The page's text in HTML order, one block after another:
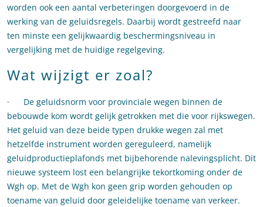
worden ook een aantal verbeteringen doorgevoerd in de
werking van de geluidsregels. Daarbij wordt gestreefd naar
ten minste een gelijkwaardig beschermingsniveau in
vergelijking met de huidige regelgeving.
Wat wijzigt er zoal?
· De geluidsnorm voor provinciale wegen binnen de
bebouwde kom wordt gelijk getrokken met die voor rijkswegen.
Het geluid van deze beide typen drukke wegen zal met
hetzelfde instrument worden gereguleerd, namelijk
geluidproductieplafonds met bijbehorende nalevingsplicht. Dit
nieuwe systeem lost een belangrijke tekortkoming onder de
Wgh op. Met de Wgh kon geen grip worden gehouden op
toename van geluid door geleidelijke toename van verkeer.